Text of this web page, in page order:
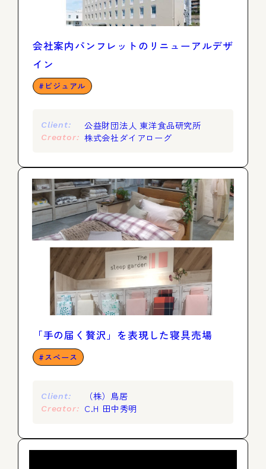
会社案内パンフレットのリニューアルデザ
イン
ビジュアル
Client: 公益財団法人 東洋食品研究所
Creator: 株式会社ダイアローグ
「手の届く贅沢」を表現した寝具売場
スペース
Client: （株）鳥居
Creator: C.H 田中秀明